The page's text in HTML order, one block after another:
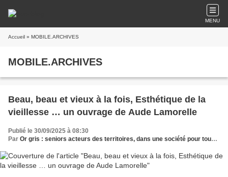
MENU
Accueil » MOBILE.ARCHIVES
MOBILE.ARCHIVES
Beau, beau et vieux à la fois, Esthétique de la
vieillesse … un ouvrage de Aude Lamorelle
Publié le 30/09/2025 à 08:30
Par Or gris : seniors acteurs des territoires, dans une société pour tous les âges